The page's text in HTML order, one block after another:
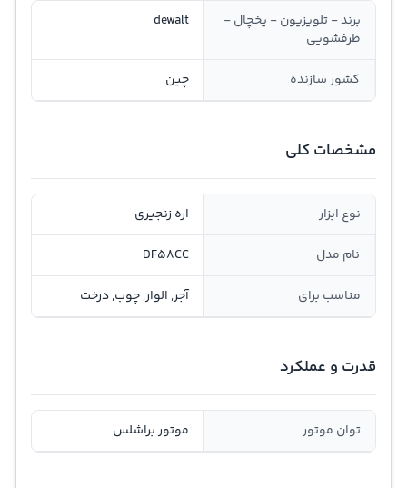
برند - تلویزیون - یخچال -
ظرفشویی
dewalt
کشور سازنده چین
مشخصات کلی
نوع ابزار اره زنجیری
نام مدل DF58CC
مناسب برای آجر, الوار, چوب, درخت
قدرت و عملکرد
توان موتور موتور براشلس